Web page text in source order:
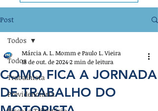
Post
Todos
Trabalhista
Previdenciária
Todos
COMO FICA A JORNADA
DE TRABALHO DO
Márcia A. L. Momm e Paulo L. Vieira
18 de out. de 20242 min de leitura